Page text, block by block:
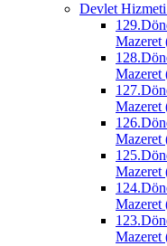
Devlet
Mazeret
Mazeret
Mazeret
Mazeret
Mazeret
Mazeret
Mazeret